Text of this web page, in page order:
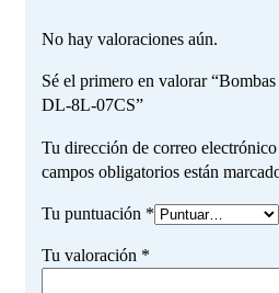
No hay valoraciones aún.
Sé el primero en valorar
DL-8L-07CS”
Tu dirección de correo
campos obligatorios están
Tu puntuación *
Tu valoración *